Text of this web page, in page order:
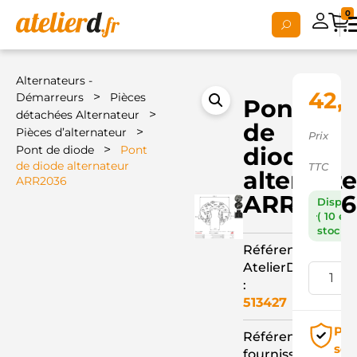
0
Alternateurs -
Démarreurs
>
Pièces
détachées Alternateur
>
Pièces d’alternateur >
Pont de diode >
Pont
de diode alternateur
ARR2036
Pont
de
diode
ARR2036
Référence
AtelierD
:
513427
Référence
Prix
TTC
( 10 en
stock )